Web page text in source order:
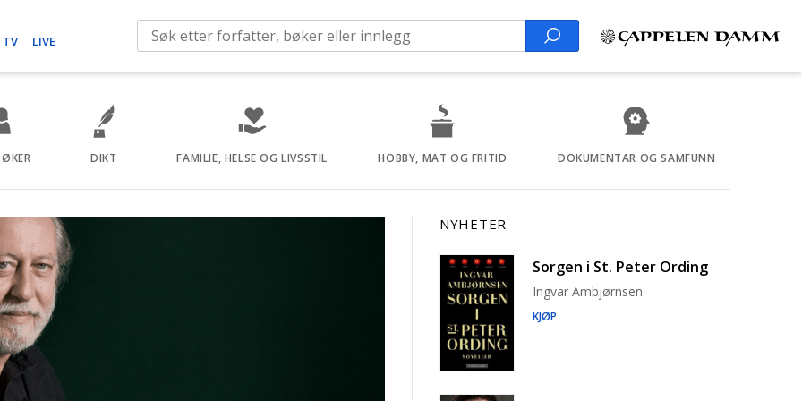
TV LIVE
e
Search
DIKT FAMILIE, HELSE OG LIVSSTIL HOBBY, MAT OG FRITID DOKUMENTAR OG SAMFUNN
NYHETER
Sorgen i St. Peter Ording
Ingvar Ambjørnsen
KJØP